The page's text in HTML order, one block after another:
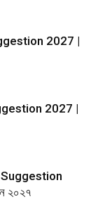
2027 |
2027 |
২০২৭